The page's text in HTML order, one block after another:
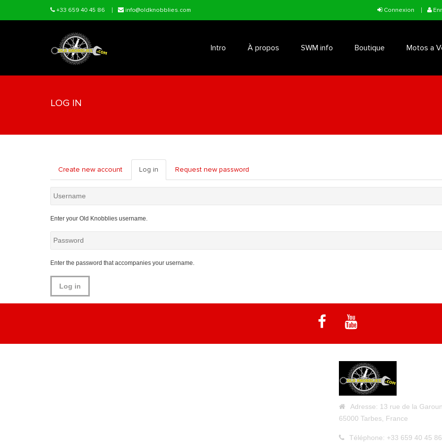
Skip to main content
+33 659 40 45 86 info@oldknobblies.com Connexion
Intro À propos SWM info Boutique Motos a
LOG IN
Create new account Log in (active
tab)
Request new password
Username
Enter your Old Knobblies username.
Password
Enter the password that accompanies your username.
Adresse: 13 rue de la
65000 Tarbes, France
Téléphone: +33 659 40 45 86